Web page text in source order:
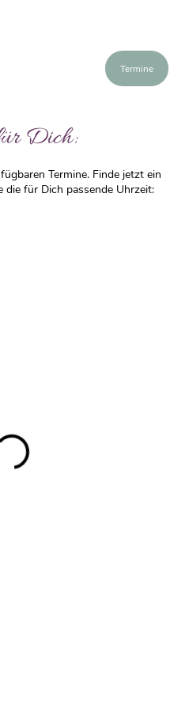
Termine
Dich:
Termine. Finde jetzt ein
die für Dich passende Uhrzeit: